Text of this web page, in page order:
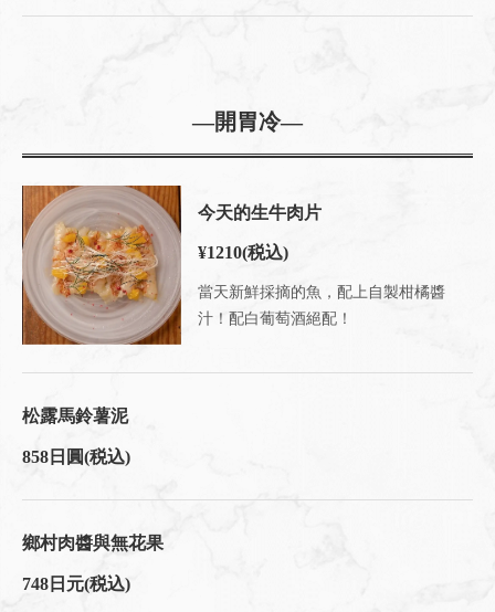
―開胃冷―
今天的生牛肉片
¥1210(税込)
當天新鮮採摘的魚，配上自製柑橘醬
汁！配白葡萄酒絕配！
松露馬鈴薯泥
858日圓(税込)
鄉村肉醬與無花果
748日元(税込)